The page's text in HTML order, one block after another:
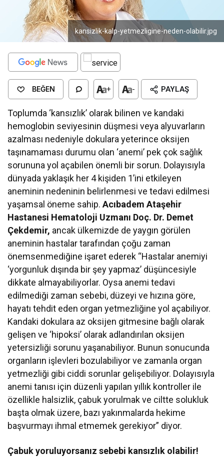
kansizlik-kalp-yetmezligine-neden-olabilir.jpg
BEĞEN + - PAYLAŞ
Toplumda ‘kansızlık’ olarak bilinen ve kandaki
hemoglobin seviyesinin düşmesi veya alyuvarların
azalması nedeniyle dokulara yeterince oksijen
taşınamaması durumu olan ‘anemi’ pek çok sağlık
sorununa yol açabilen önemli bir sorun. Dolayısıyla
dünyada yaklaşık her 4 kişiden 1’ini etkileyen
aneminin nedeninin belirlenmesi ve tedavi edilmesi
yaşamsal öneme sahip.Acıbadem Ataşehir
Hastanesi Hematoloji Uzmanı Doç. Dr. Demet
Çekdemir, ancak ülkemizde de yaygın görülen
aneminin hastalar tarafından çoğu zaman
önemsenmediğine işaret ederek “Hastalar anemiyi
‘yorgunluk dışında bir şey yapmaz’ düşüncesiyle
dikkate almayabiliyorlar. Oysa anemi tedavi
edilmediği zaman sebebi, düzeyi ve hızına göre,
hayatı tehdit eden organ yetmezliğine yol açabiliyor.
Kandaki dokulara az oksijen gitmesine bağlı olarak
gelişen ve ‘hipoksi’ olarak adlandırılan oksijen
yetersizliği sorunu yaşanabiliyor. Bunun sonucunda
organların işlevleri bozulabiliyor ve zamanla organ
yetmezliği gibi ciddi sorunlar gelişebiliyor. Dolayısıyla
anemi tanısı için düzenli yapılan yıllık kontroller ile
özellikle halsizlik, çabuk yorulmak ve ciltte solukluk
başta olmak üzere, bazı yakınmalarda hekime
başvurmayı ihmal etmemek gerekiyor” diyor.
Çabuk yoruluyorsanız sebebi kansızlık olabilir!